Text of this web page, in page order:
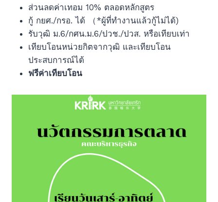
ส่วนลดค่าเทอม 10% ตลอดหลักสูตร
กู้ กยศ./กรอ. ได้ （*ผู้ที่ทำงานแล้วกู้ไม่ได้)
รับวุฒิ ม.6/กศน.ม.6/ปวช./ปวส. หรือเทียบเท่า
เทียบโอนหน่วยกิตจากวุฒิ และเทียบโอน
ประสบการณ์ได้
ฟรีค่าเทียบโอน